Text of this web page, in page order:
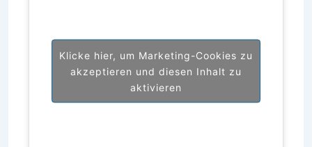
Klicke hier, um Marketing-Cookies zu
akzeptieren und diesen Inhalt zu
aktivieren